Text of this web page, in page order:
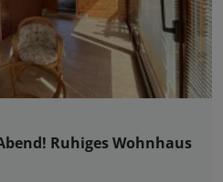
Ruhiges Wohnhaus